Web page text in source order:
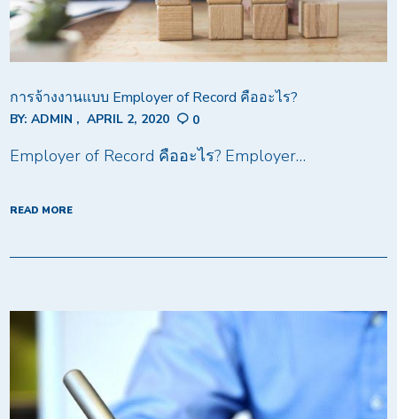
การจ้างงานแบบ Employer of Record คืออะไร?
BY:ADMIN APRIL 2, 2020 0
Employer of Record คืออะไร? Employer…
READ MORE